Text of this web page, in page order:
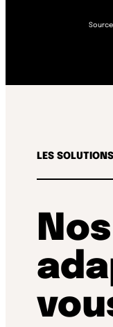
Source
LES